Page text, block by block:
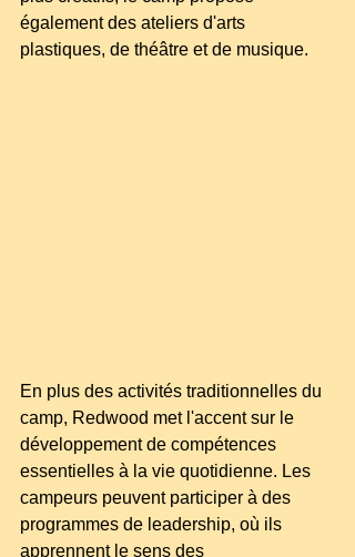
également des ateliers d'arts
plastiques, de théâtre et de musique.
En plus des activités traditionnelles du
camp, Redwood met l'accent sur le
développement de compétences
essentielles à la vie quotidienne. Les
campeurs peuvent participer à des
programmes de leadership, où ils
apprennent le sens des